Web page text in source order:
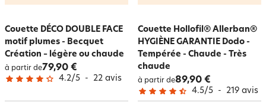
Couette DÉCO DOUBLE FACE
motif plumes - Becquet
Création – légère ou chaude
à partir de79,90 €
4.2/5 - 22 avis
Couette Hollofil® Allerban®
HYGIÈNE GARANTIE Dodo -
Tempérée - Chaude - Très
chaude
à partir de89,90 €
4.5/5 - 219 avis